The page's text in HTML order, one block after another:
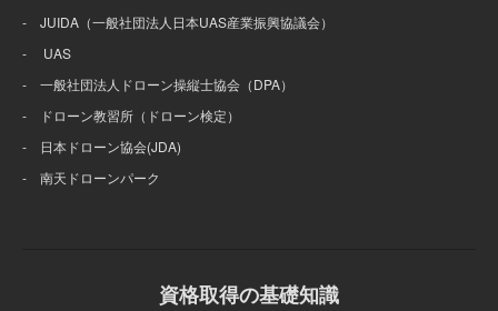
- JUIDA（一般社団法人日本UAS産業振興協議会）
- UAS
- 一般社団法人ドローン操縦士協会（DPA）
- ドローン教習所（ドローン検定）
- 日本ドローン協会(JDA)
- 南天ドローンパーク
資格取得の基礎知識